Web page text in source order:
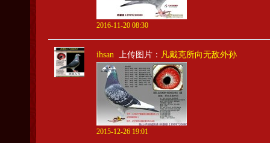
2016-11-20 08:30
ihsan 上传图片： 凡戴克所向无敌外孙
2015-12-26 19:01